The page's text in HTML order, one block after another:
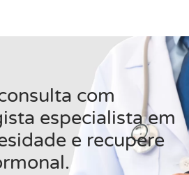
com
especialista em
e recupere